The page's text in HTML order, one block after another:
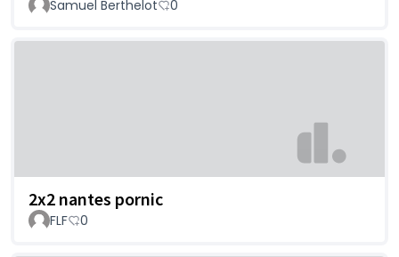
Samuel Berthelot 0
2x2 nantes pornic
FLF 0